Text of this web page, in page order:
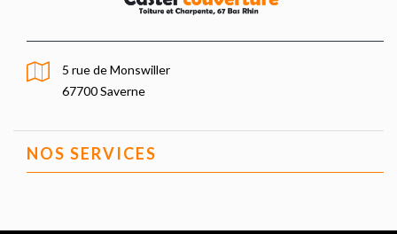
5 rue de Monswiller
67700 Saverne
NOS SERVICES